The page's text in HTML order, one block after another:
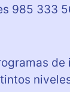
985 333
de